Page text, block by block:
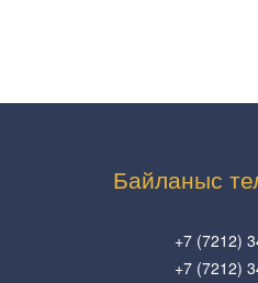
Байланыс
+7 (7212)
+7 (7212)